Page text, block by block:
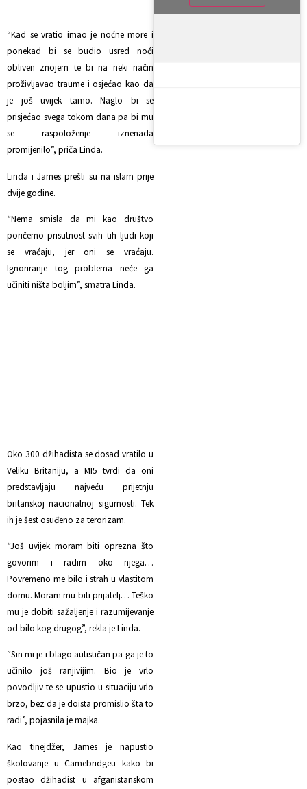
“Kad se vratio imao je noćne more i
ponekad bi se budio usred noći
obliven znojem te bi na neki način
proživljavao traume i osjećao kao da
je još uvijek tamo. Naglo bi se
prisjećao svega tokom dana pa bi mu
se raspoloženje iznenada
promijenilo”, priča Linda.
Linda i James prešli su na islam prije
dvije godine.
“Nema smisla da mi kao društvo
poričemo prisutnost svih tih ljudi koji
se vraćaju, jer oni se vraćaju.
Ignoriranje tog problema neće ga
učiniti ništa boljim”, smatra Linda.
Oko 300 džihadista se dosad vratilo u
Veliku Britaniju, a MI5 tvrdi da oni
predstavljaju najveću prijetnju
britanskoj nacionalnoj sigurnosti. Tek
ih je šest osuđeno za terorizam.
“Još uvijek moram biti oprezna što
govorim i radim oko njega…
Povremeno me bilo i strah u vlastitom
domu. Moram mu biti prijatelj… Teško
mu je dobiti sažaljenje i razumijevanje
od bilo kog drugog”, rekla je Linda.
“Sin mi je i blago autističan pa ga je to
učinilo još ranjivijim. Bio je vrlo
povodljiv te se upustio u situaciju vrlo
brzo, bez da je doista promislio šta to
radi”, pojasnila je majka.
Kao tinejdžer, James je napustio
školovanje u Camebridgeu kako bi
postao džihadist u afganistanskom